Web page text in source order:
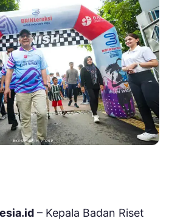
– Kepala Badan Riset